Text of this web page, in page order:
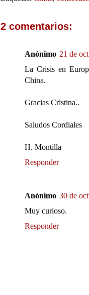
2 comentarios:
Anónimo 21 de
La Crisis en
China.
Gracias Cristina..
Saludos Cordiales
H. Montilla
Responder
Anónimo 30 de
Muy curioso.
Responder